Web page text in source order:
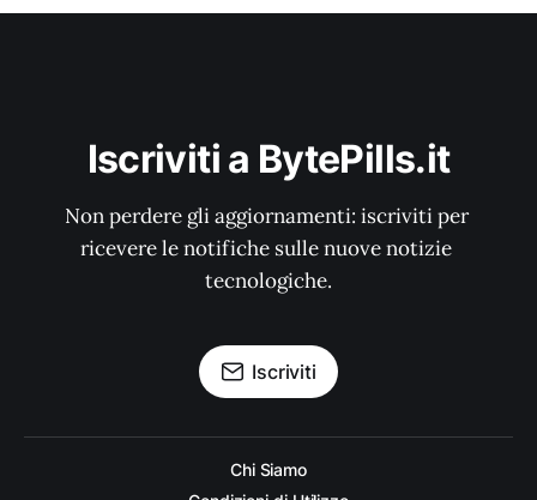
Iscriviti a BytePills.it
Non perdere gli aggiornamenti: iscriviti per
ricevere le notifiche sulle nuove notizie
tecnologiche.
Iscriviti
Chi Siamo